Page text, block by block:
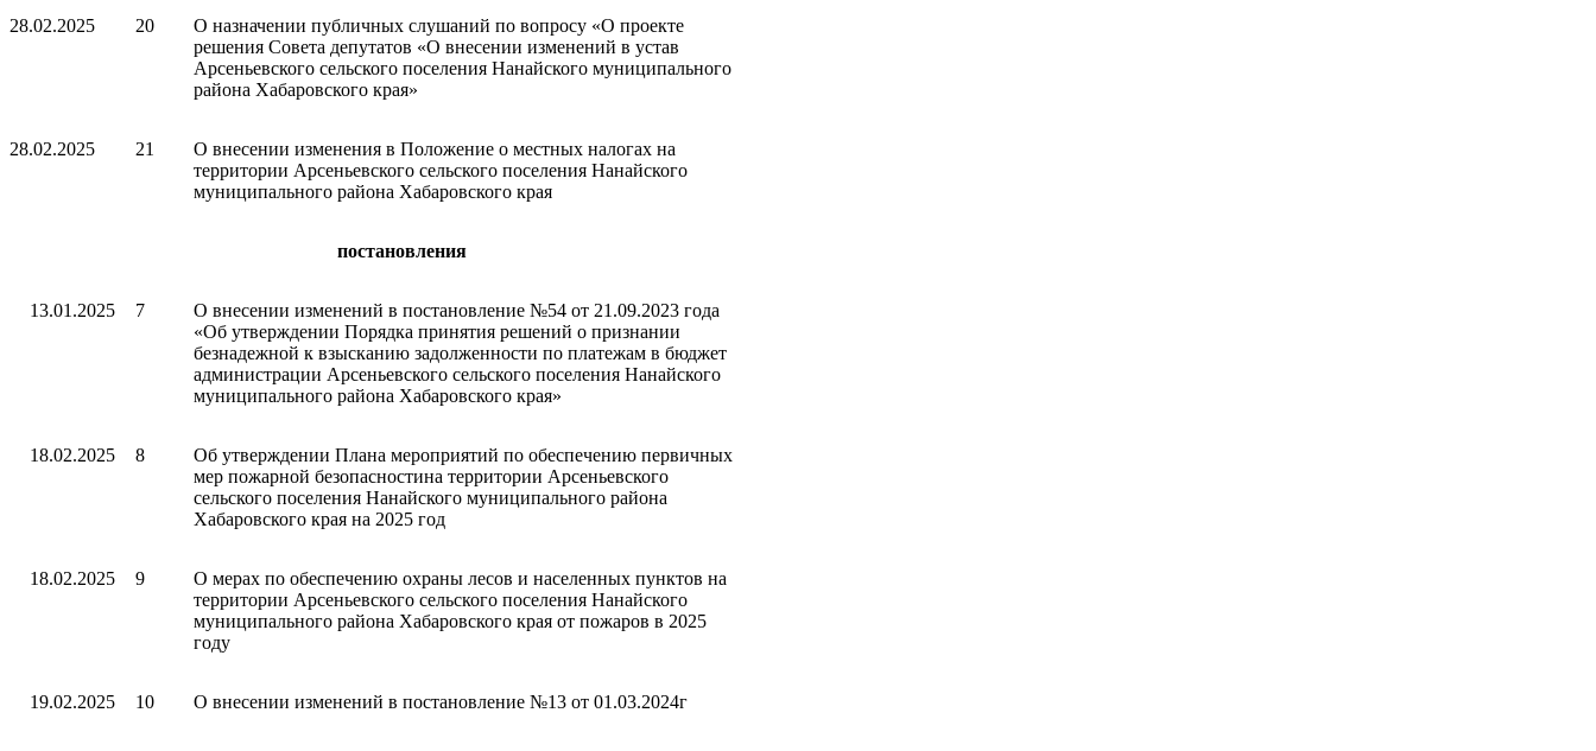
28.02.2025 20
О назначении публичных слушаний по вопросу «О проекте
решения Совета депутатов «О внесении изменений в устав
Арсеньевского сельского поселения Нанайского муниципального
района Хабаровского края»
28.02.2025 21
О внесении изменения в Положение о местных налогах на
территории Арсеньевского сельского поселения Нанайского
муниципального района Хабаровского края
постановления
13.01.2025 7
О внесении изменений в постановление №54 от 21.09.2023 года
«Об утверждении Порядка принятия решений о признании
безнадежной к взысканию задолженности по платежам в бюджет
администрации Арсеньевского сельского поселения Нанайского
муниципального района Хабаровского края»
18.02.2025 8
Об утверждении Плана мероприятий по обеспечению первичных
мер пожарной безопасностина территории Арсеньевского
сельского поселения Нанайского муниципального района
Хабаровского края на 2025 год
18.02.2025 9
О мерах по обеспечению охраны лесов и населенных пунктов на
территории Арсеньевского сельского поселения Нанайского
муниципального района Хабаровского края от пожаров в 2025
году
19.02.2025 10 О внесении изменений в постановление №13 от 01.03.2024г